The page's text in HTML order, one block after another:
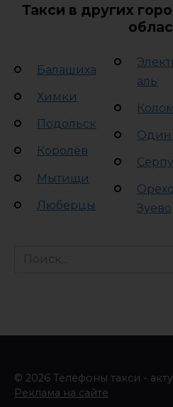
Такси в других
Балашиха
Химки
Подольск
Королёв
Мытищи
Люберцы
аль
Зуево
Search
© 2026 Телефоны такси -
Реклама на сайте